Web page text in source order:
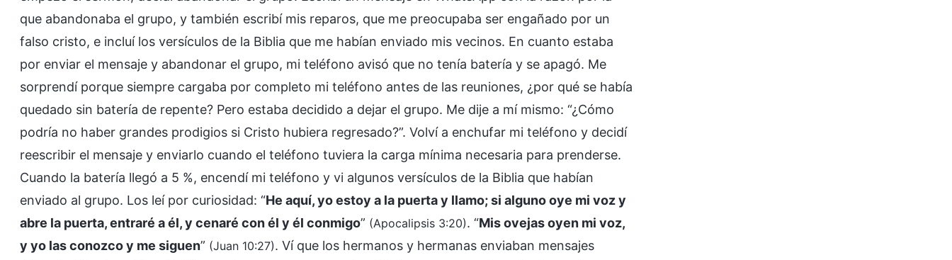
que abandonaba el grupo, y también escribí mis reparos, que me preocupaba ser engañado por un
falso cristo, e incluí los versículos de la Biblia que me habían enviado mis vecinos. En cuanto estaba
por enviar el mensaje y abandonar el grupo, mi teléfono avisó que no tenía batería y se apagó. Me
sorprendí porque siempre cargaba por completo mi teléfono antes de las reuniones, ¿por qué se había
quedado sin batería de repente? Pero estaba decidido a dejar el grupo. Me dije a mí mismo: “¿Cómo
podría no haber grandes prodigios si Cristo hubiera regresado?”. Volví a enchufar mi teléfono y decidí
reescribir el mensaje y enviarlo cuando el teléfono tuviera la carga mínima necesaria para prenderse.
Cuando la batería llegó a 5 %, encendí mi teléfono y vi algunos versículos de la Biblia que habían
enviado al grupo. Los leí por curiosidad: “He aquí, yo estoy a la puerta y llamo; si alguno oye mi voz y
abre la puerta, entraré a él, y cenaré con él y él conmigo” (Apocalipsis 3:20). “Mis ovejas oyen mi voz,
y yo las conozco y me siguen” (Juan 10:27). Ví que los hermanos y hermanas enviaban mensajes